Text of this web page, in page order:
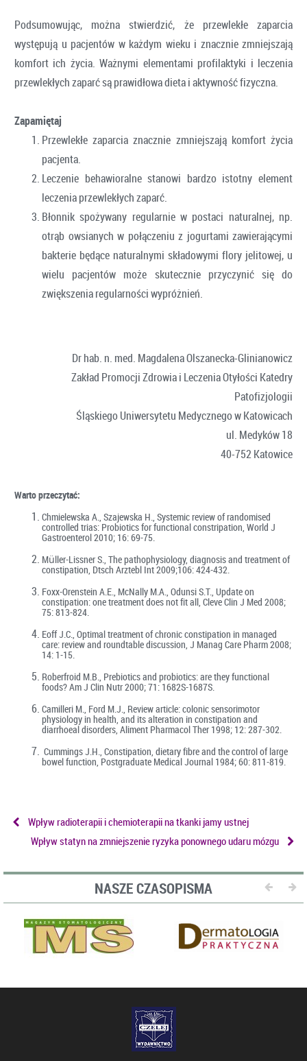
Podsumowując, można stwierdzić, że przewlekłe zaparcia
występują u pacjentów w każdym wieku i znacznie zmniejszają
komfort ich życia. Ważnymi elementami profilaktyki i leczenia
przewlekłych zaparć są prawidłowa dieta i aktywność fizyczna.
Zapamiętaj
Przewlekłe zaparcia znacznie zmniejszają komfort życia
pacjenta.
Leczenie behawioralne stanowi bardzo istotny element
leczenia przewlekłych zaparć.
Błonnik spożywany regularnie w postaci naturalnej, np.
otrąb owsianych w połączeniu z jogurtami zawierającymi
bakterie będące naturalnymi składowymi flory jelitowej, u
wielu pacjentów może skutecznie przyczynić się do
zwiększenia regularności wypróżnień.
Dr hab. n. med. Magdalena Olszanecka-Glinianowicz
Zakład Promocji Zdrowia i Leczenia Otyłości Katedry
Patofizjologii
Śląskiego Uniwersytetu Medycznego w Katowicach
ul. Medyków 18
40-752 Katowice
Warto przeczytać:
Chmielewska A., Szajewska H., Systemic review of randomised
controlled trias: Probiotics for functional constripation, World J
Gastroenterol 2010; 16: 69-75.
Müller-Lissner S., The pathophysiology, diagnosis and treatment of
constipation, Dtsch Arztebl Int 2009;106: 424-432.
Foxx-Orenstein A.E., McNally M.A., Odunsi S.T., Update on
constipation: one treatment does not fit all, Cleve Clin J Med 2008;
75: 813-824.
Eoff J.C., Optimal treatment of chronic constipation in managed
care: review and roundtable discussion, J Manag Care Pharm 2008;
14: 1-15.
Roberfroid M.B., Prebiotics and probiotics: are they functional
foods? Am J Clin Nutr 2000; 71: 1682S-1687S.
Camilleri M., Ford M.J., Review article: colonic sensorimotor
physiology in health, and its alteration in constipation and
diarrhoeal disorders, Aliment Pharmacol Ther 1998; 12: 287-302.
Cummings J.H., Constipation, dietary fibre and the control of large
bowel function, Postgraduate Medical Journal 1984; 60: 811-819.
Wpływ radioterapii i chemioterapii na tkanki jamy ustnej
Wpływ statyn na zmniejszenie ryzyka ponownego udaru mózgu
NASZE CZASOPISMA